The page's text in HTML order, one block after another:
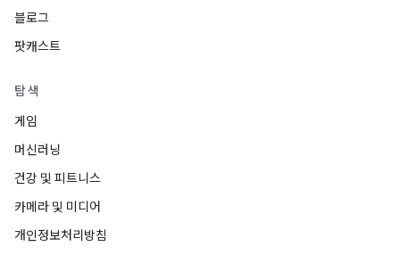
블로그
팟캐스트
탐색
게임
머신러닝
건강 및 피트니스
카메라 및 미디어
개인정보처리방침